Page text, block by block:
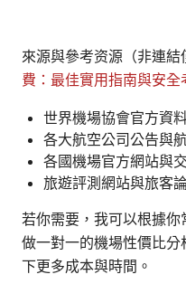
來源與參考资源（非連結
費：最佳實用指南與安
世界機場協會官方資
各大航空公司公告與
各國機場官方網站與
旅遊評測網站與旅客
若你需要，我可以根據你
做一對一的機場性價比
下更多成本與時間。